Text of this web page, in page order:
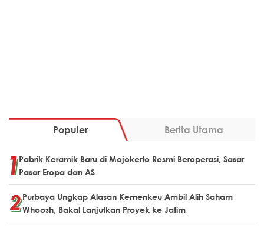
Populer Berita Utama
Pabrik Keramik Baru di Mojokerto Resmi Beroperasi, Sasar
Pasar Eropa dan AS
Purbaya Ungkap Alasan Kemenkeu Ambil Alih Saham
Whoosh, Bakal Lanjutkan Proyek ke Jatim